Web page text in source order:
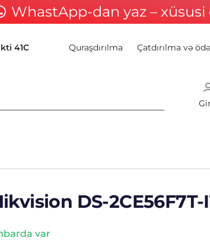
WhastApp-dan yaz –
41C Quraşdırılma Çatdırılma və
DS-2CE56F7T-
var